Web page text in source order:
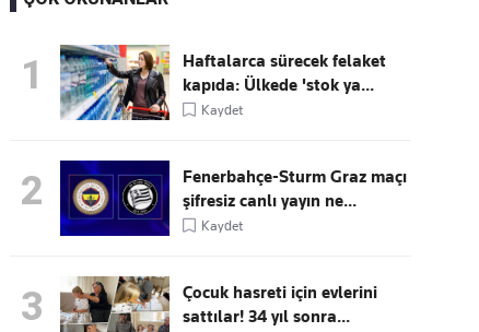
Kaçırmayın
Ücretsiz üye olun, gündemi
1
Haftalarca sürecek felaket
kapıda: Ülkede 'stok ya...
Kaydet
2
Fenerbahçe-Sturm Graz maçı
şifresiz canlı yayın ne...
Kaydet
3
Çocuk hasreti için evlerini
sattılar! 34 yıl sonra...